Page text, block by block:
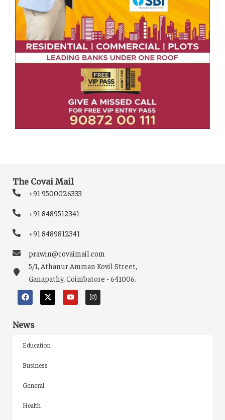
The Covai Mail
+91 9500026333
+91 8489512341
+91 8489812341
prawin@covaimail.com
5/1, Athanur Amman Kovil Street,
Ganapathy, Coimbatore - 641006.
News
Education
Business
General
Health